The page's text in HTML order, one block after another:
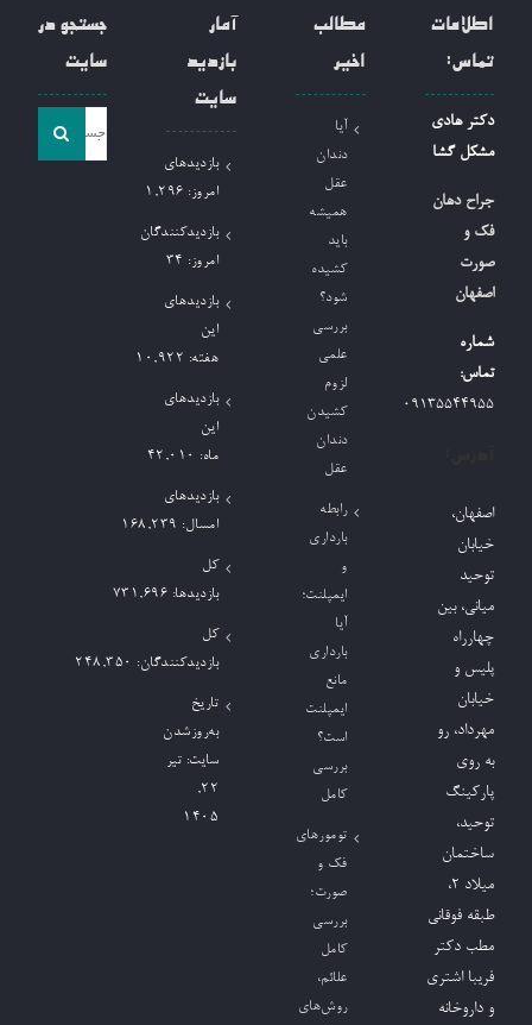
اطلاعات
تماس:
دکتر هادی
مشکل گشا
جراح دهان
فک و
صورت
اصفهان
شماره
تماس:
09135544955
اصفهان،
خیابان
توحید
میانی، بین
چهارراه
پلیس و
خیابان
مهرداد، رو
به روی
پارکینگ
توحید،
ساختمان
میلاد ٢،
طبقه فوقانی
مطب دکتر
فریبا اشتری
و داروخانه
مطالب
اخیر
آیا
دندان
عقل
همیشه
باید
کشیده
شود؟
بررسی
علمی
لزوم
کشیدن
دندان
عقل
رابطه
بارداری
و
ایمپلنت؛
آیا
بارداری
مانع
ایمپلنت
است؟
بررسی
کامل
تومورهای
فک و
صورت؛
بررسی
کامل
علائم،
روش‌های
آمار
بازدید
سایت
بازدیدهای
امروز: 1,296
بازدیدکنندگان
امروز: 34
بازدیدهای
این
هفته: 10,922
بازدیدهای
این
ماه: 42,010
بازدیدهای
امسال: 168,239
کل
بازدیدها: 731,696
کل
بازدیدکنند‌گان: 248,350
تاریخ
به‌روزشدن
سایت: تیر
۲۲,
۱۴۰۵
جستجو در
سایت